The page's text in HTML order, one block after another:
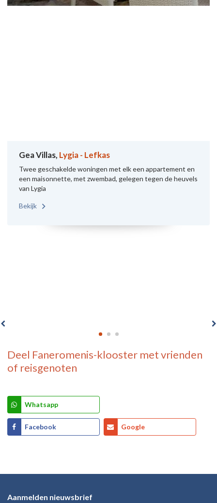
Gea Villas, Lygia - Lefkas
Twee geschakelde woningen met elk een appartement en
een maisonnette, met zwembad, gelegen tegen de heuvels
van Lygia
Bekijk
Deel Faneromenis-klooster met vrienden
of reisgenoten
Whatsapp
Facebook Google
Aanmelden nieuwsbrief